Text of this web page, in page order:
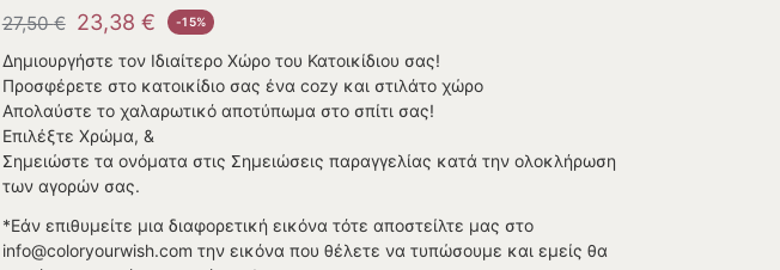
27,50€ 23,38 € -15%
Δημιουργήστε τον Ιδιαίτερο Χώρο του Κατοικίδιου σας!
Προσφέρετε στο κατοικίδιο σας ένα cozy και στιλάτο χώρο
Απολαύστε το χαλαρωτικό αποτύπωμα στο σπίτι σας!
Επιλέξτε Χρώμα, &
Σημειώστε τα ονόματα στις Σημειώσεις παραγγελίας κατά την ολοκλήρωση
των αγορών σας.
*Εάν επιθυμείτε μια διαφορετική εικόνα τότε αποστείλτε μας στο
info@coloryourwish.com την εικόνα που θέλετε να τυπώσουμε και εμείς θα